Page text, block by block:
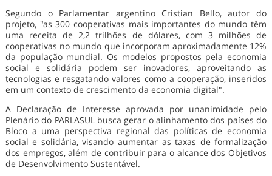
Segundo o Parlamentar argentino Cristian Bello, autor do
projeto, "as 300 cooperativas mais importantes do mundo têm
uma receita de 2,2 trilhões de dólares, com 3 milhões de
cooperativas no mundo que incorporam aproximadamente 12%
da população mundial. Os modelos propostos pela economia
social e solidária podem ser inovadores, aproveitando as
tecnologias e resgatando valores como a cooperação, inseridos
em um contexto de crescimento da economia digital".
A Declaração de Interesse aprovada por unanimidade pelo
Plenário do PARLASUL busca gerar o alinhamento dos países do
Bloco a uma perspectiva regional das políticas de economia
social e solidária, visando aumentar as taxas de formalização
dos empregos, além de contribuir para o alcance dos Objetivos
de Desenvolvimento Sustentável.